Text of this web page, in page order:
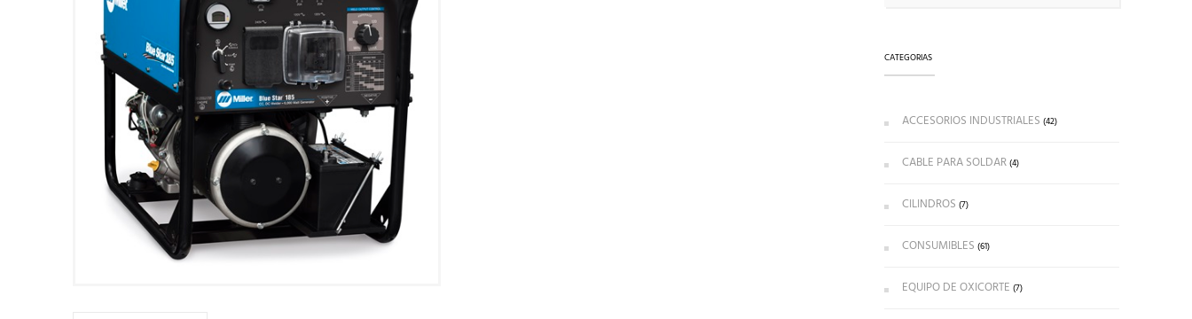
CATEGORIAS
ACCESORIOS INDUSTRIALES (42)
CABLE PARA SOLDAR(4)
CILINDROS (7)
CONSUMIBLES (61)
EQUIPO DE OXICORTE (7)